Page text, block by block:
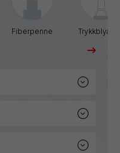
Fiberpenne